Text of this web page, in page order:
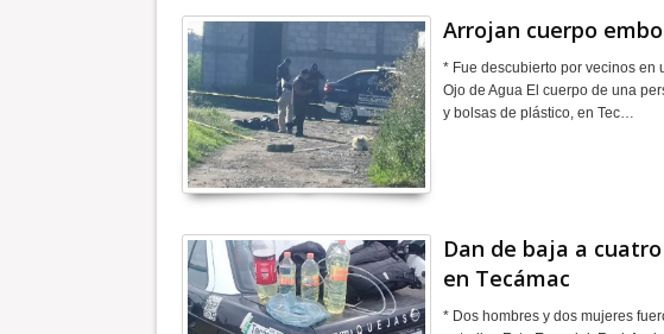
Arrojan cuerpo
* Fue descubierto por vecinos en
Ojo de Agua El cuerpo de una
y bolsas de plástico, en Tec…
Dan de baja a
en Tecámac
* Dos hombres y dos mujeres